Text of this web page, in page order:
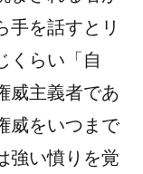
手を話すとリ
くらい「自
威主義者であ
威をいつまで
強い憤りを覚